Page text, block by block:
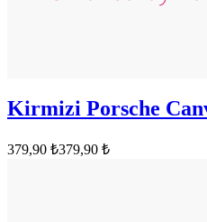
Kirmizi Porsche
379,90 ₺379,90 ₺